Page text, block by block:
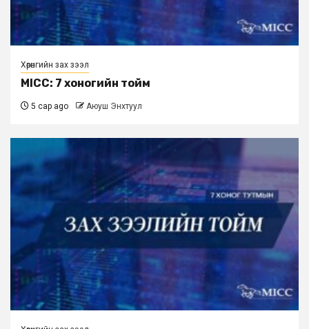
Хөрөнгийн зах зээл
MICC: 7 хоногийн тойм
5 сар ago Аюуш Энхтуул